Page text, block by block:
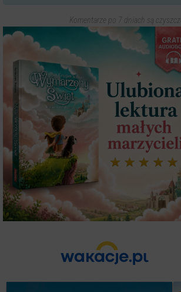
Komentarze po 7 dniach są